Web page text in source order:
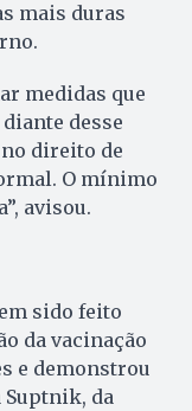
mais duras
medidas que
desse
no direito de
O mínimo
avisou.
sido feito
da vacinação
e demonstrou
Suptnik, da